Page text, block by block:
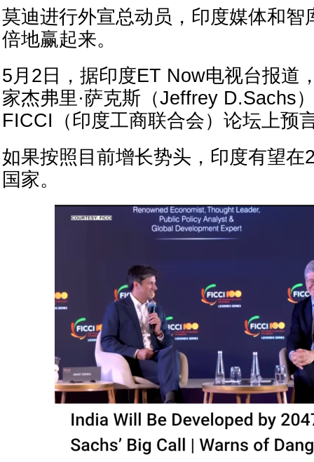
莫迪进行外宣总动员，印度媒体和智
倍地赢起来。
5月2日，据印度ET Now电视台报道
家杰弗里·萨克斯（Jeffrey D.Sachs
FICCI（印度工商联合会）论坛上预
如果按照目前增长势头，印度有望在
国家。